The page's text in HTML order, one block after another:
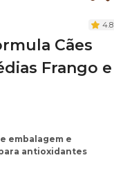
4.8
Cães
Frango e
embalagem e
antioxidantes